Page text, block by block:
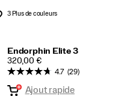
Liste de souhaits
3 Plus de couleurs
Endorphin Elite 3
PRICE
320,00 €
4.7 (29)
Ajout rapide